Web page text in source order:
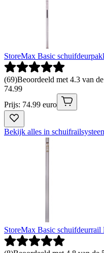
StoreMax Basic
(69)Beoordeeld met 4.3 van
74.99
Prijs: 74.99 euro
Bekijk alles in
StoreMax Basic